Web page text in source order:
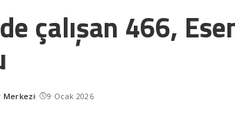
çalışan 466,
Merkezi 9 Ocak 2026